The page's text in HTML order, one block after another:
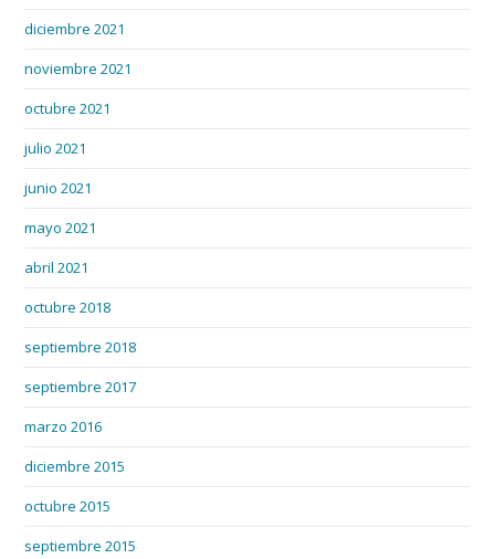
diciembre 2021
noviembre 2021
octubre 2021
julio 2021
junio 2021
mayo 2021
abril 2021
octubre 2018
septiembre 2018
septiembre 2017
marzo 2016
diciembre 2015
octubre 2015
septiembre 2015